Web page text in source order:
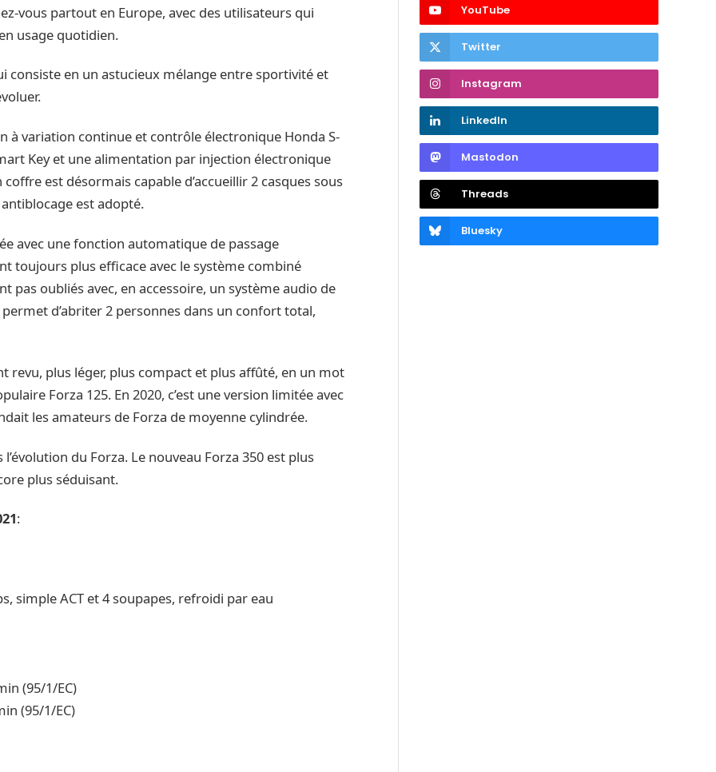
vous partout en Europe, avec des utilisateurs qui
usage quotidien.
consiste en un astucieux mélange entre sportivité et
à variation continue et contrôle électronique Honda S-
Key et une alimentation par injection électronique
est désormais capable d’accueillir 2 casques sous
est adopté.
avec une fonction automatique de passage
toujours plus efficace avec le système combiné
pas oubliés avec, en accessoire, un système audio de
d’abriter 2 personnes dans un confort total,
revu, plus léger, plus compact et plus affûté, en un mot
Forza 125. En 2020, c’est une version limitée avec
les amateurs de Forza de moyenne cylindrée.
du Forza. Le nouveau Forza 350 est plus
plus séduisant.
:
et 4 soupapes, refroidi par eau
(95/1/EC)
min (95/1/EC)
YouTube
Twitter
Instagram
LinkedIn
Mastodon
Threads
Bluesky